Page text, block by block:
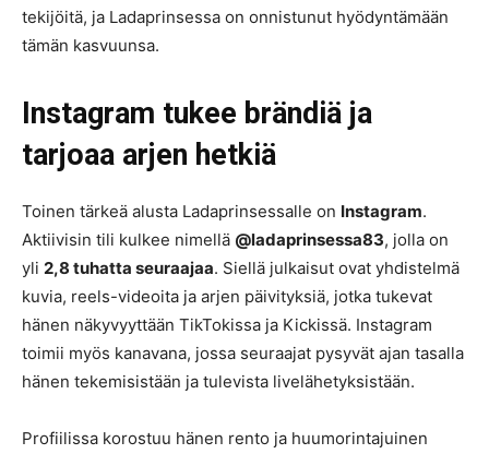
tekijöitä, ja Ladaprinsessa on onnistunut hyödyntämään
tämän kasvuunsa.
Instagram tukee brändiä ja
tarjoaa arjen hetkiä
Toinen tärkeä alusta Ladaprinsessalle on Instagram.
Aktiivisin tili kulkee nimellä @ladaprinsessa83, jolla on
yli 2,8 tuhatta seuraajaa. Siellä julkaisut ovat yhdistelmä
kuvia, reels-videoita ja arjen päivityksiä, jotka tukevat
hänen näkyvyyttään TikTokissa ja Kickissä. Instagram
toimii myös kanavana, jossa seuraajat pysyvät ajan tasalla
hänen tekemisistään ja tulevista livelähetyksistään.
Profiilissa korostuu hänen rento ja huumorintajuinen